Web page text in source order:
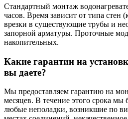
Стандартный монтаж
часов. Время зависит от типа стен
врезки в существующие трубы и
запорной арматуры. Проточные
накопительных.
Какие гарантии на
вы даете?
Мы предоставляем гарантию на
месяцев. В течение этого срока мы
любые неполадки, возникшие по